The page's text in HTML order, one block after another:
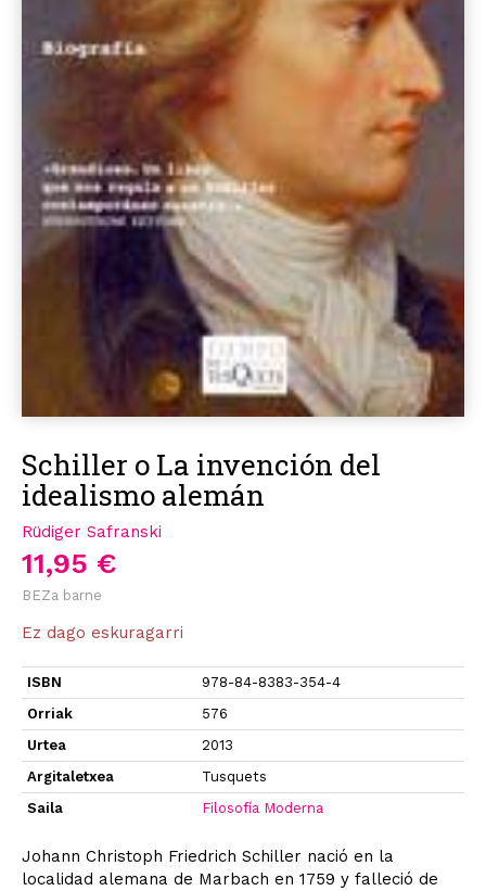
Schiller o La invención del
idealismo alemán
Rüdiger Safranski
11,95 €
BEZa barne
Ez dago eskuragarri
ISBN
978-84-8383-354-4
Orriak
576
Urtea
2013
Argitaletxea
Tusquets
Saila
Filosofía Moderna
Johann Christoph Friedrich Schiller nació en la
localidad alemana de Marbach en 1759 y falleció de